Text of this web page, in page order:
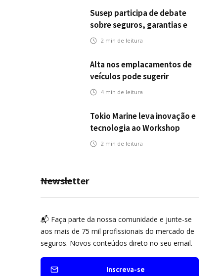
Susep participa de debate
sobre seguros, garantias e
riscos em infraestrutura de
2 min de leitura
Alta nos emplacamentos de
veículos pode sugerir
oportunidades para o seguro
4 min de leitura
Tokio Marine leva inovação e
tecnologia ao Workshop
Integrativo da Poli-USP
2 min de leitura
Newsletter
📬 Faça parte da nossa comunidade e junte-se
aos mais de 75 mil profissionais do mercado de
seguros. Novos conteúdos direto no seu email.
Inscreva-se